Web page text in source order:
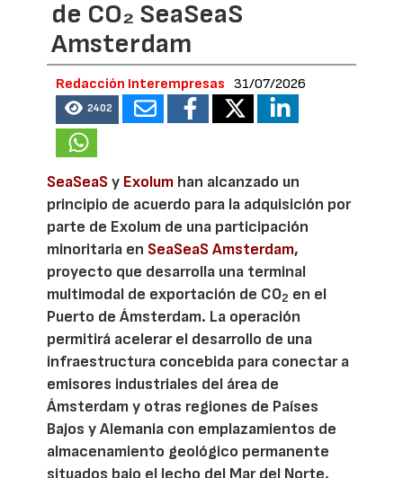
de CO₂ SeaSeaS
Amsterdam
Redacción Interempresas 31/07/2026
2402
SeaSeaSy Exolum han alcanzado un
principio de acuerdo para la adquisición por
parte de Exolum de una participación
minoritaria en SeaSeaS Amsterdam,
proyecto que desarrolla una terminal
multimodal de exportación de CO2 en el
Puerto de Ámsterdam. La operación
permitirá acelerar el desarrollo de una
infraestructura concebida para conectar a
emisores industriales del área de
Ámsterdam y otras regiones de Países
Bajos y Alemania con emplazamientos de
almacenamiento geológico permanente
situados bajo el lecho del Mar del Norte.